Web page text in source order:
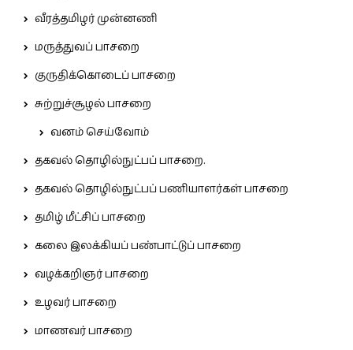
வீரத்தமிழர் முன்னணி
மருத்துவப் பாசறை
குருதிக்கொடைப் பாசறை
சுற்றுச்சூழல் பாசறை
வனம் செய்வோம்
தகவல் தொழில்நுட்பப் பாசறை.
தகவல் தொழில்நுட்பப் பணியாளர்கள் பாசறை
தமிழ் மீட்சிப் பாசறை
கலை இலக்கியப் பண்பாட்டுப் பாசறை
வழக்கறிஞர் பாசறை
உழவர் பாசறை
மாணவர் பாசறை